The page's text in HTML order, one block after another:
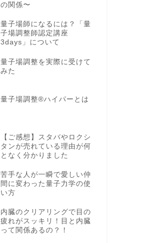
の関係〜
量子場師になるには？「量
子場調整師認定講座
3days」について
量子場調整を実際に受けて
みた
量子場調整®️ハイパーとは
【ご感想】スタバやロクシ
タンが売れている理由が何
となく分かりました
苦手な人が一瞬で愛しい仲
間に変わった量子力学の使
い方
内臓のクリアリングで目の
疲れがスッキリ！目と内臓
って関係あるの？！